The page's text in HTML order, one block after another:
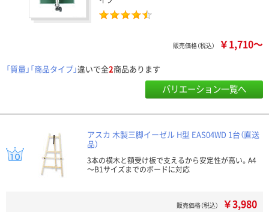
販売価格（税込） ￥1,710～
「質量」「商品タイプ」違いで全2商品あります
バリエーション一覧へ
アスカ 木製三脚イーゼル H型 EAS04WD 1台（直送
品）
3本の横木と額受け板で支えるから安定性が高い。A4
～B1サイズまでのボードに対応
販売価格（税込） ￥3,980